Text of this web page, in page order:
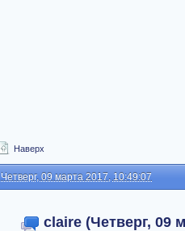
Наверх
Четверг, 09 марта 2017, 10:49:07
claire (Четверг, 09